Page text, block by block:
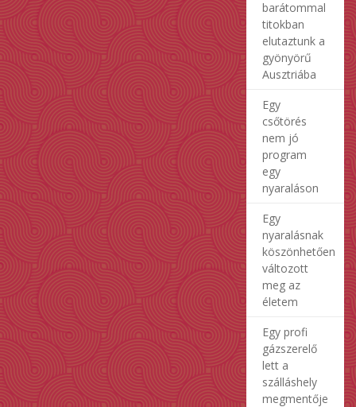
barátommal
titokban
elutaztunk a
gyönyörű
Ausztriába
Egy
csőtörés
nem jó
program
egy
nyaraláson
Egy
nyaralásnak
köszönhetően
változott
meg az
életem
Egy profi
gázszerelő
lett a
szálláshely
megmentője